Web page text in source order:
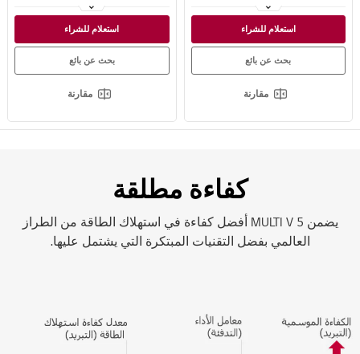
كفاءة مطلقة
التحكم الاستشعاري المزدوج
استعلام للشراء
بحث عن بائع
مقارنة
كفاءة مطلقة
التحكم الاستشعاري المزدوج
استعلام للشراء
بحث عن بائع
مقارنة
كفاءة مطلقة
يضمن MULTI V 5 أفضل كفاءة في استهلاك الطاقة من الطراز
العالمي بفضل التقنيات المبتكرة التي يشتمل عليها.